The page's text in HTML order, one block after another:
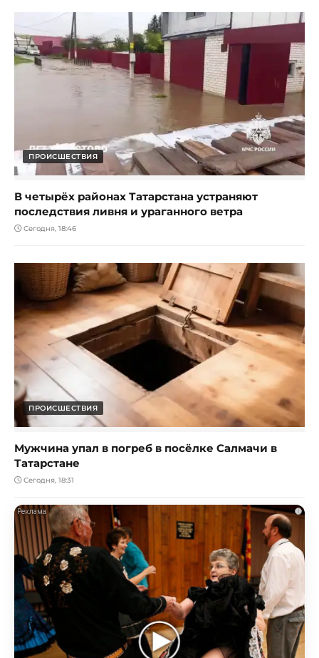
ПРОИСШЕСТВИЯ
В четырёх районах Татарстана устраняют
последствия ливня и ураганного ветра
Сегодня, 18:46
ПРОИСШЕСТВИЯ
Мужчина упал в погреб в посёлке Салмачи в
Татарстане
Сегодня, 18:31
i